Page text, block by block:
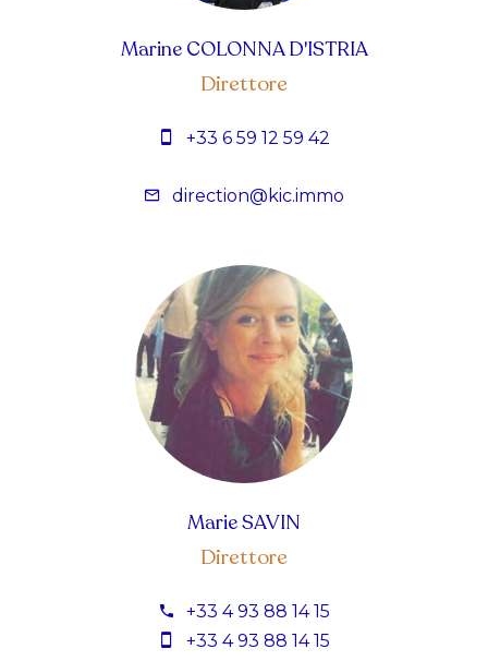
Marine COLONNA D'ISTRIA
Direttore
+33 6 59 12 59 42
direction@kic.immo
Marie SAVIN
Direttore
+33 4 93 88 14 15
+33 4 93 88 14 15